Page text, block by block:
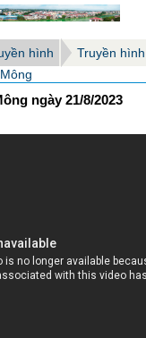
hình
Truyền
ngày 21/8/2023